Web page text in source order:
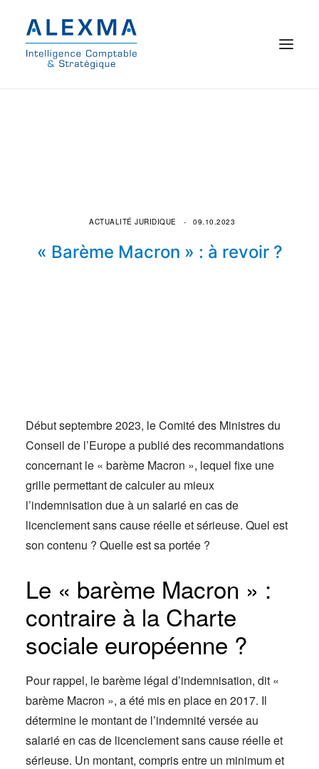
On parle de nous
© 2021 Alexma
« Barème Macron » : à revoir ?
09.10.2023
ACTUALITÉ JURIDIQUE
Début septembre 2023, le Comité des Ministres du
Conseil de l’Europe a publié des recommandations
concernant le « barème Macron », lequel fixe une
grille permettant de calculer au mieux
l’indemnisation due à un salarié en cas de
licenciement sans cause réelle et sérieuse. Quel est
son contenu ? Quelle est sa portée ?
Le « barème Macron » :
contraire à la Charte
sociale européenne ?
Pour rappel, le barème légal d’indemnisation, dit «
barème Macron », a été mis en place en 2017. Il
détermine le montant de l’indemnité versée au
salarié en cas de licenciement sans cause réelle et
sérieuse. Un montant, compris entre un minimum et